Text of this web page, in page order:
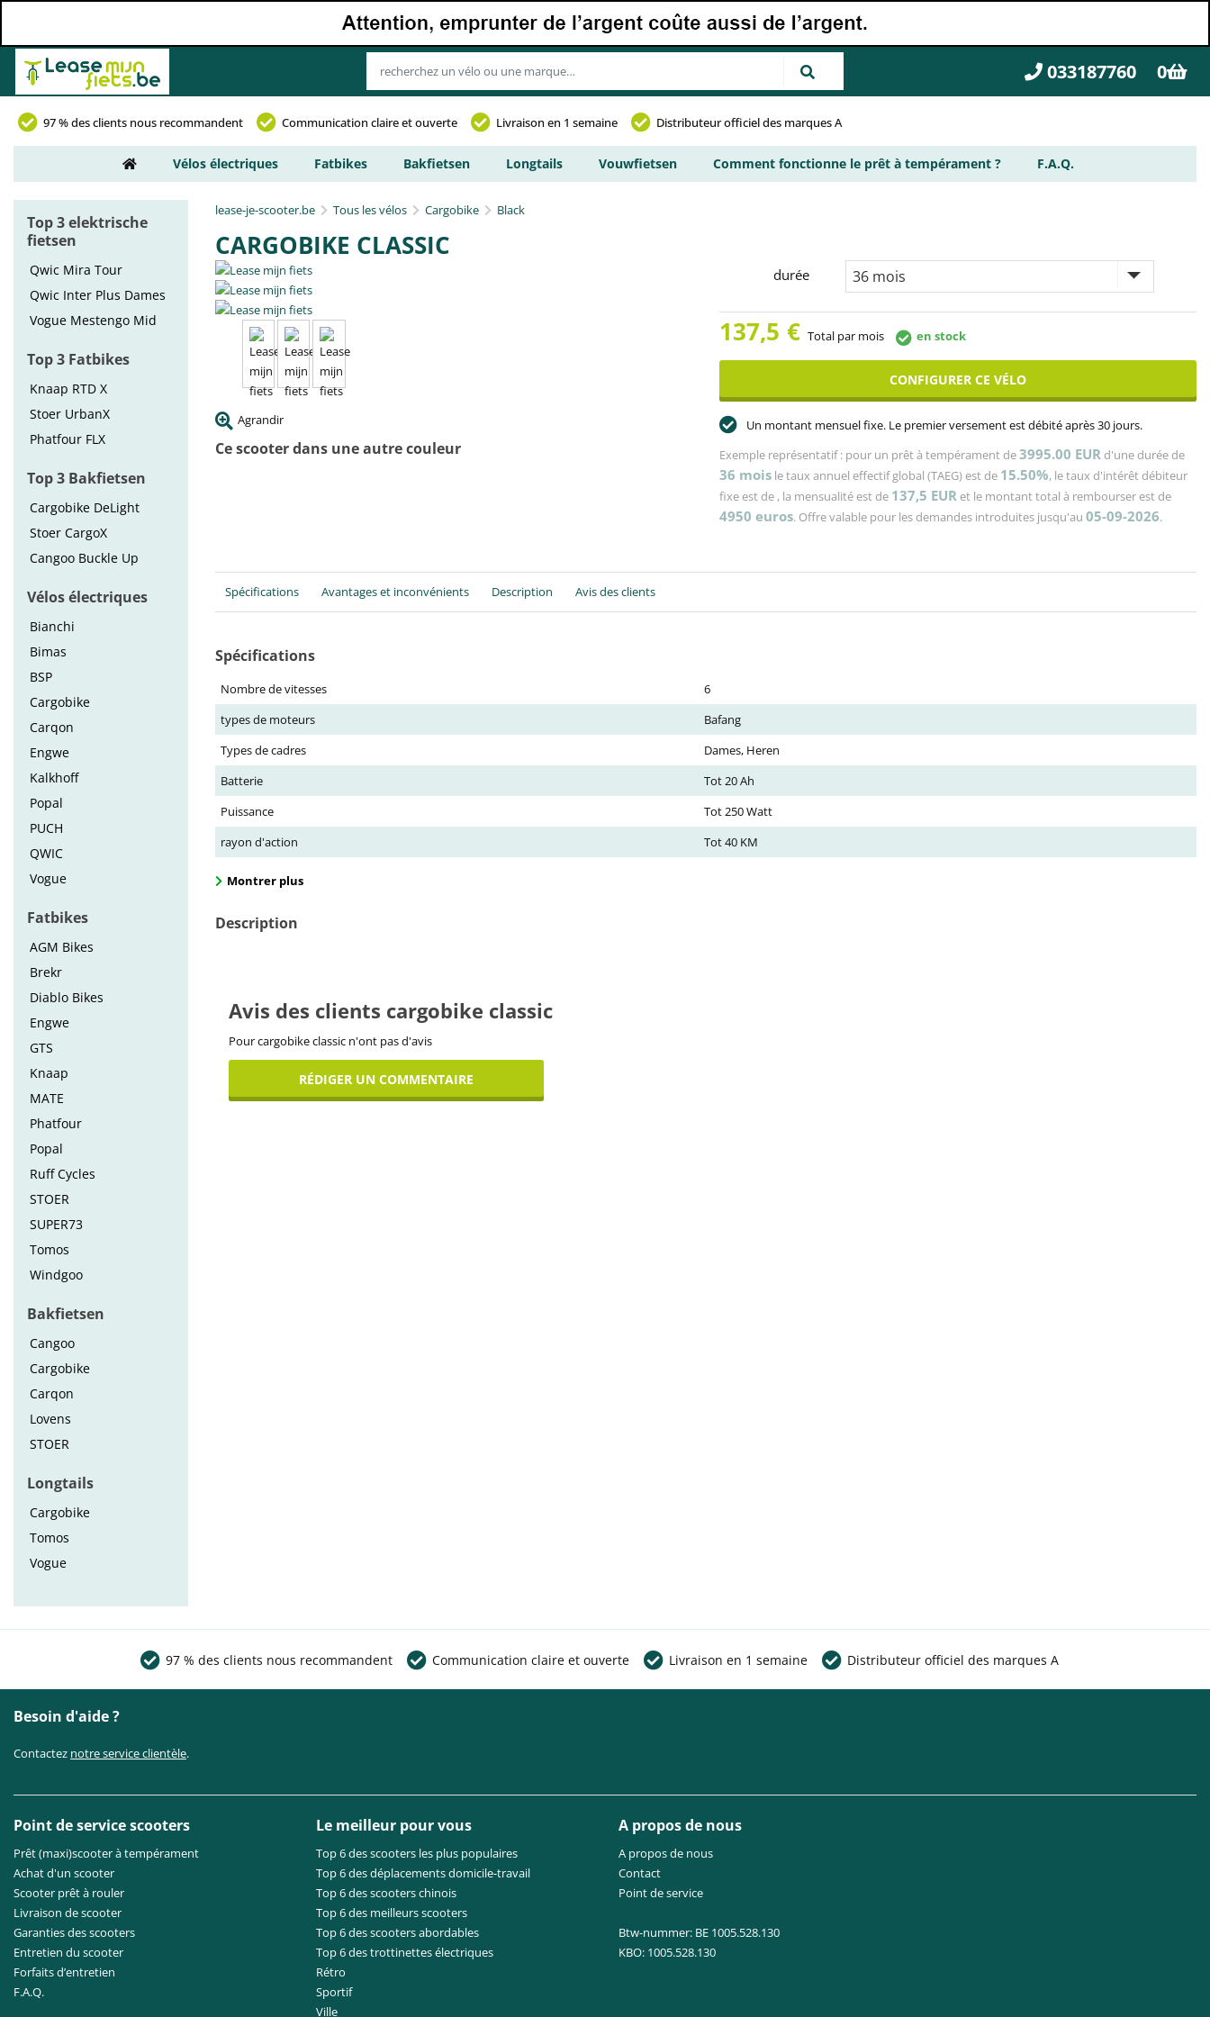
033187760 0
97 % des clients nous recommandent Communication claire et ouverte Livraison en 1 semaine Distributeur officiel des marques A
Vélos électriques Fatbikes Bakfietsen Longtails Vouwfietsen Comment fonctionne le prêt à tempérament ? F.A.Q.
Top 3 elektrische
fietsen
Qwic Mira Tour
Qwic Inter Plus Dames
Vogue Mestengo Mid
Top 3 Fatbikes
Knaap RTD X
Stoer UrbanX
Phatfour FLX
Top 3 Bakfietsen
Cargobike DeLight
Stoer CargoX
Cangoo Buckle Up
Vélos électriques
Bianchi
Bimas
BSP
Cargobike
Carqon
Engwe
Kalkhoff
Popal
PUCH
QWIC
Vogue
Fatbikes
AGM Bikes
Brekr
Diablo Bikes
Engwe
GTS
Knaap
MATE
Phatfour
Popal
Ruff Cycles
STOER
SUPER73
Tomos
Windgoo
Bakfietsen
Cangoo
Cargobike
Carqon
Lovens
STOER
Longtails
Cargobike
Tomos
Vogue
lease-je-scooter.be Tous les vélos Cargobike Black
CARGOBIKE CLASSIC
Agrandir
Ce scooter dans une autre couleur
durée
137,5 € Total par mois en stock
CONFIGURER CE VÉLO
Un montant mensuel fixe. Le premier versement est débité après 30 jours.
Exemple représentatif : pour un prêt à tempérament de3995.00 EURd'une durée de
36 mois le taux annuel effectif global (TAEG) est de 15.50%, le taux d'intérêt débiteur
fixe est de , la mensualité est de 137,5 EURet le montant total à rembourser est de
4950 euros. Offre valable pour les demandes introduites jusqu'au 05-09-2026.
Spécifications Avantages et inconvénients Description Avis des clients
Spécifications
Nombre de vitesses
6
types de moteurs
Bafang
Types de cadres
Dames, Heren
Batterie
Tot 20 Ah
Puissance
Tot 250 Watt
rayon d'action
Tot 40 KM
Montrer plus
Description
Avis des clients cargobike classic
Pour cargobike classic n'ont pas d'avis
RÉDIGER UN COMMENTAIRE
97 % des clients nous recommandent Communication claire et ouverte Livraison en 1 semaine Distributeur officiel des marques A
Besoin d'aide ?
Contactez notre service clientèle.
Point de service scooters
Prêt (maxi)scooter à tempérament
Achat d'un scooter
Scooter prêt à rouler
Livraison de scooter
Garanties des scooters
Entretien du scooter
Forfaits d’entretien
F.A.Q.
Le meilleur pour vous
Top 6 des scooters les plus populaires
Top 6 des déplacements domicile-travail
Top 6 des scooters chinois
Top 6 des meilleurs scooters
Top 6 des scooters abordables
Top 6 des trottinettes électriques
Rétro
Sportif
Ville
A propos de nous
A propos de nous
Contact
Point de service
Btw-nummer: BE 1005.528.130
KBO: 1005.528.130